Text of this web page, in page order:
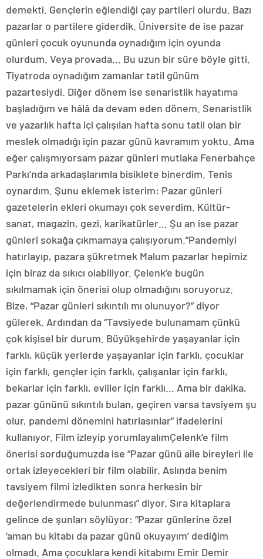
demekti. Gençlerin eğlendiği çay partileri olurdu. Bazı
pazarlar o partilere giderdik. Üniversite de ise pazar
günleri çocuk oyununda oynadığım için oyunda
olurdum. Veya provada… Bu uzun bir süre böyle gitti.
Tiyatroda oynadığım zamanlar tatil günüm
pazartesiydi. Diğer dönem ise senaristlik hayatıma
başladığım ve hâlâ da devam eden dönem. Senaristlik
ve yazarlık hafta içi çalışılan hafta sonu tatil olan bir
meslek olmadığı için pazar günü kavramım yoktu. Ama
eğer çalışmıyorsam pazar günleri mutlaka Fenerbahçe
Parkı’nda arkadaşlarımla bisiklete binerdim. Tenis
oynardım. Şunu eklemek isterim: Pazar günleri
gazetelerin ekleri okumayı çok severdim. Kültür-
sanat, magazin, gezi, karikatürler… Şu an ise pazar
günleri sokağa çıkmamaya çalışıyorum.”Pandemiyi
hatırlayıp, pazara şükretmek Malum pazarlar hepimiz
için biraz da sıkıcı olabiliyor. Çelenk’e bugün
sıkılmamak için önerisi olup olmadığını soruyoruz.
Bize, “Pazar günleri sıkıntılı mı olunuyor?” diyor
gülerek. Ardından da “Tavsiyede bulunamam çünkü
çok kişisel bir durum. Büyükşehirde yaşayanlar için
farklı, küçük yerlerde yaşayanlar için farklı, çocuklar
için farklı, gençler için farklı, çalışanlar için farklı,
bekarlar için farklı, evliler için farklı… Ama bir dakika,
pazar gününü sıkıntılı bulan, geçiren varsa tavsiyem şu
olur, pandemi dönemini hatırlasınlar” ifadelerini
kullanıyor. Film izleyip yorumlayalımÇelenk’e film
önerisi sorduğumuzda ise “Pazar günü aile bireyleri ile
ortak izleyecekleri bir film olabilir. Aslında benim
tavsiyem filmi izledikten sonra herkesin bir
değerlendirmede bulunması” diyor. Sıra kitaplara
gelince de şunları söylüyor: “Pazar günlerine özel
‘aman bu kitabı da pazar günü okuyayım’ dediğim
olmadı. Ama çocuklara kendi kitabımı Emir Demir